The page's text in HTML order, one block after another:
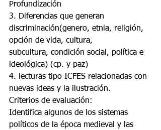
Profundización
3. Diferencias que generan
discriminación(genero, etnia, religión,
opción de vida, cultura,
subcultura, condición social, política e
ideológica) (cp. y paz)
4. lecturas tipo ICFES relacionadas con
nuevas ideas y la ilustración.
Criterios de evaluación:
Identifica algunos de los sistemas
políticos de la época medieval y las